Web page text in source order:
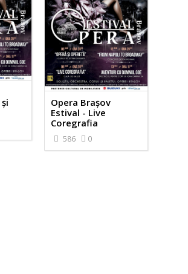
Opera Brașov
Estival - Live
Coregrafia
586 0